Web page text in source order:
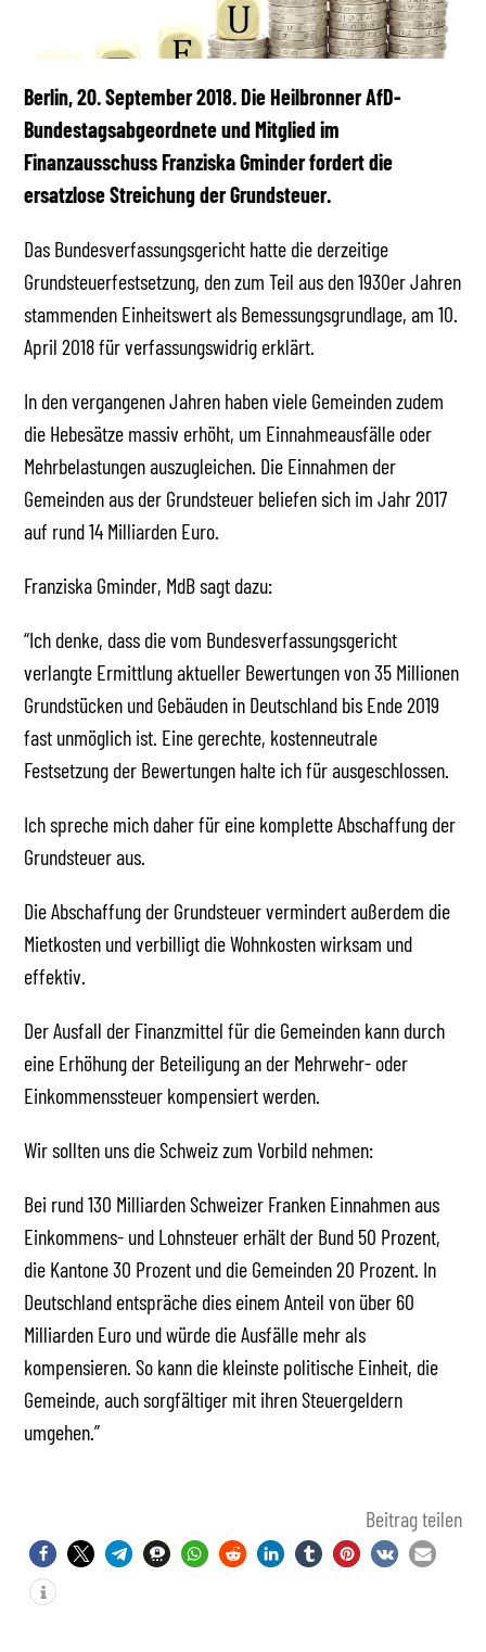
Berlin, 20. September 2018. Die Heilbronner AfD-
Bundestagsabgeordnete und Mitglied im
Finanzausschuss Franziska Gminder fordert die
ersatzlose Streichung der Grundsteuer.
Das Bundesverfassungsgericht hatte die derzeitige
Grundsteuerfestsetzung, den zum Teil aus den 1930er Jahren
stammenden Einheitswert als Bemessungsgrundlage, am 10.
April 2018 für verfassungswidrig erklärt.
In den vergangenen Jahren haben viele Gemeinden zudem
die Hebesätze massiv erhöht, um Einnahmeausfälle oder
Mehrbelastungen auszugleichen. Die Einnahmen der
Gemeinden aus der Grundsteuer beliefen sich im Jahr 2017
auf rund 14 Milliarden Euro.
Franziska Gminder, MdB sagt dazu:
“Ich denke, dass die vom Bundesverfassungsgericht
verlangte Ermittlung aktueller Bewertungen von 35 Millionen
Grundstücken und Gebäuden in Deutschland bis Ende 2019
fast unmöglich ist. Eine gerechte, kostenneutrale
Festsetzung der Bewertungen halte ich für ausgeschlossen.
Ich spreche mich daher für eine komplette Abschaffung der
Grundsteuer aus.
Die Abschaffung der Grundsteuer vermindert außerdem die
Mietkosten und verbilligt die Wohnkosten wirksam und
effektiv.
Der Ausfall der Finanzmittel für die Gemeinden kann durch
eine Erhöhung der Beteiligung an der Mehrwehr- oder
Einkommenssteuer kompensiert werden.
Wir sollten uns die Schweiz zum Vorbild nehmen:
Bei rund 130 Milliarden Schweizer Franken Einnahmen aus
Einkommens- und Lohnsteuer erhält der Bund 50 Prozent,
die Kantone 30 Prozent und die Gemeinden 20 Prozent. In
Deutschland entspräche dies einem Anteil von über 60
Milliarden Euro und würde die Ausfälle mehr als
kompensieren. So kann die kleinste politische Einheit, die
Gemeinde, auch sorgfältiger mit ihren Steuergeldern
umgehen.”
Beitrag teilen